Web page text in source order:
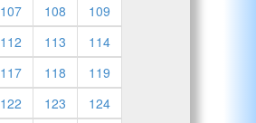
107 108
109
112 113
114
117 118
119
122 123
124